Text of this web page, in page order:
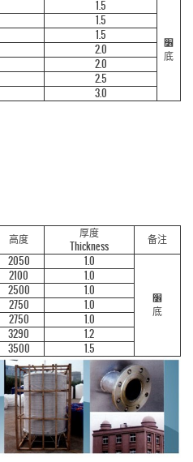
1.5
׶
底
1.5
1.5
2.0
2.0
2.5
3.0
高度
厚度
Thickness
备注
2050 1.0
׶
底
2100
1.0
2500
1.0
2750
1.0
2750
1.0
3290
1.2
3500 1.5